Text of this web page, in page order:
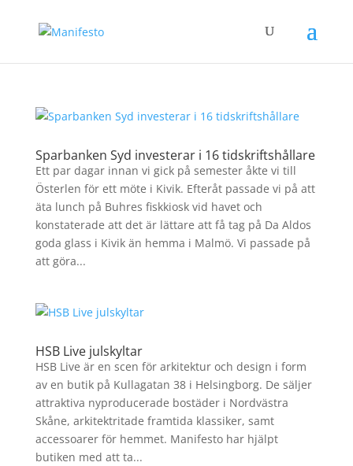
Sparbanken Syd investerar i 16 tidskriftshållare
Ett par dagar innan vi gick på semester åkte vi till
Österlen för ett möte i Kivik. Efteråt passade vi på att
äta lunch på Buhres fiskkiosk vid havet och
konstaterade att det är lättare att få tag på Da Aldos
goda glass i Kivik än hemma i Malmö. Vi passade på
att göra...
HSB Live julskyltar
HSB Live är en scen för arkitektur och design i form
av en butik på Kullagatan 38 i Helsingborg. De säljer
attraktiva nyproducerade bostäder i Nordvästra
Skåne, arkitektritade framtida klassiker, samt
accessoarer för hemmet. Manifesto har hjälpt
butiken med att ta...